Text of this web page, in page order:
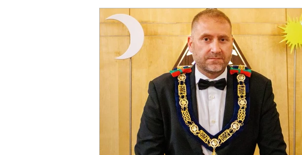
Notícias Maçónicas Palavra do XVI Grão-Mestre